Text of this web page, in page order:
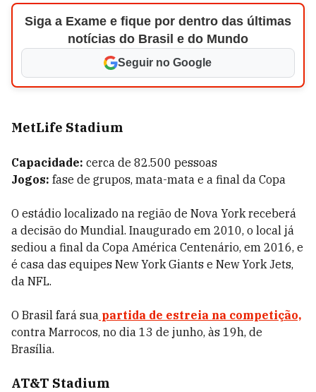
Siga a Exame e fique por dentro das últimas
notícias do Brasil e do Mundo
Seguir no Google
MetLife Stadium
Capacidade: cerca de 82.500 pessoas
Jogos: fase de grupos, mata-mata e a final da Copa
O estádio localizado na região de Nova York receberá
a decisão do Mundial. Inaugurado em 2010, o local já
sediou a final da Copa América Centenário, em 2016, e
é casa das equipes New York Giants e New York Jets,
da NFL.
O Brasil fará sua partida de estreia na competição,
contra Marrocos, no dia 13 de junho, às 19h, de
Brasília.
AT&T Stadium